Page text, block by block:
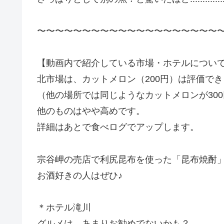
〜〜〜〜〜〜〜〜〜〜〜〜〜〜〜〜〜〜〜〜
【動画内で紹介している市場・ホテルについ
北市場は、カットメロン（200円）は評価で
（他の場所では同じようなカットメロンが
他のものはやや高めです。
詳細はあとで食べログでアップします。
宗谷岬の売店で利尻昆布を使った「昆布焼酎
お酒好きの人はぜひ♪
＊ホテル滝川